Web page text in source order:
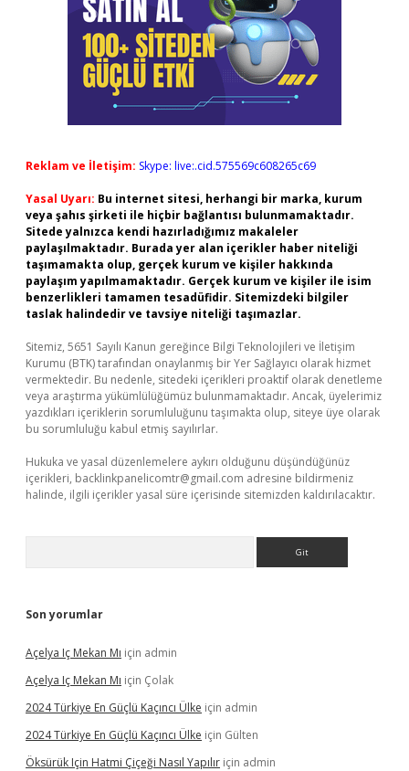
Reklam ve İletişim: Skype: live:.cid.575569c608265c69
Yasal Uyarı: Bu internet sitesi, herhangi bir marka, kurum
veya şahıs şirketi ile hiçbir bağlantısı bulunmamaktadır.
Sitede yalnızca kendi hazırladığımız makaleler
paylaşılmaktadır. Burada yer alan içerikler haber niteliği
taşımamakta olup, gerçek kurum ve kişiler hakkında
paylaşım yapılmamaktadır. Gerçek kurum ve kişiler ile isim
benzerlikleri tamamen tesadüfidir. Sitemizdeki bilgiler
taslak halindedir ve tavsiye niteliği taşımazlar.
Sitemiz, 5651 Sayılı Kanun gereğince Bilgi Teknolojileri ve İletişim
Kurumu (BTK) tarafından onaylanmış bir Yer Sağlayıcı olarak hizmet
vermektedir. Bu nedenle, sitedeki içerikleri proaktif olarak denetleme
veya araştırma yükümlülüğümüz bulunmamaktadır. Ancak, üyelerimiz
yazdıkları içeriklerin sorumluluğunu taşımakta olup, siteye üye olarak
bu sorumluluğu kabul etmiş sayılırlar.
Hukuka ve yasal düzenlemelere aykırı olduğunu düşündüğünüz
içerikleri, backlinkpanelicomtr@gmail.com adresine bildirmeniz
halinde, ilgili içerikler yasal süre içerisinde sitemizden kaldırılacaktır.
Son yorumlar
Açelya Iç Mekan Mı için admin
Açelya Iç Mekan Mı için Çolak
2024 Türkiye En Güçlü Kaçıncı Ülke için admin
2024 Türkiye En Güçlü Kaçıncı Ülke için Gülten
Öksürük Için Hatmi Çiçeği Nasıl Yapılır için admin